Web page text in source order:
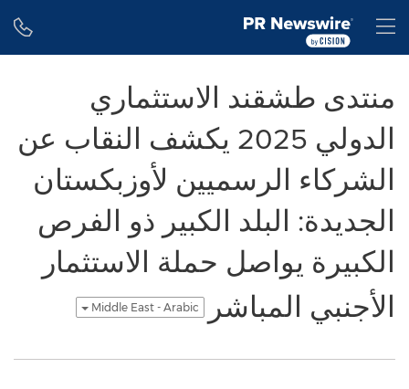
منتدى طشقند الاستثماري
الدولي 2025 يكشف النقاب عن
الشركاء الرسميين لأوزبكستان
الجديدة: البلد الكبير ذو الفرص
الكبيرة يواصل حملة الاستثمار
الأجنبي المباشر
Middle East - Arabic